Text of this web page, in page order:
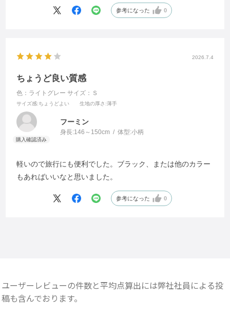
参考になった 0
2026.7.4
ちょうど良い質感
色：ライトグレー サイズ：Ｓ
サイズ感:ちょうどよい 生地の厚さ :薄手
フーミン
身長:146～150cm 体型:小柄
軽いので旅行にも便利でした。ブラック、または他のカラー
もあればいいなと思いました。
参考になった 0
ユーザーレビューの件数と平均点算出には弊社社員による投
稿も含んでおります。